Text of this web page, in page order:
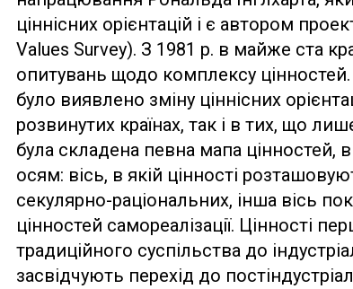
ціннісних орієнтацій і є автором
Values Survey). З 1981 р. в майже ста
опитувань щодо комплексу
було виявлено зміну ціннісних
розвинутих країнах, так і в тих, що
була складена певна мапа цінностей,
осям: вісь, в якій цінності
секулярно-раціональних, інша вісь
цінностей самореалізації. Цінності
традиційного суспільства до
засвідчують перехід до